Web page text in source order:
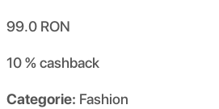
99.0 RON
10 %cashback
Categorie: Fashion